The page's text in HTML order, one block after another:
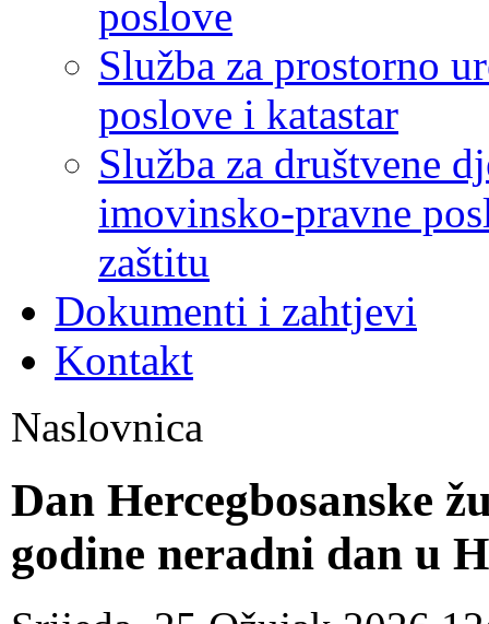
poslove
Služba za prostorno
poslove i katastar
Služba za društvene
imovinsko-pravne
zaštitu
Dokumenti i zahtjevi
Kontakt
Naslovnica
Dan Hercegbosanske
godine neradni dan u